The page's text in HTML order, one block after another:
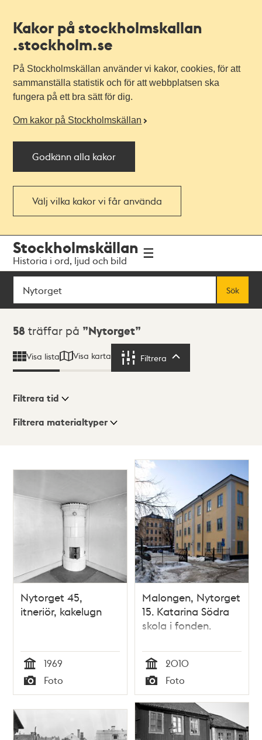
Kakor på stockholmskallan
.stockholm.se
På Stockholmskällan använder vi kakor, cookies, för att
sammanställa statistik och för att webbplatsen ska
fungera på ett bra sätt för dig.
Om kakor på Stockholmskällan
Godkänn alla kakor
Välj vilka kakor vi får använda
navigationen
huvudinnehållet
Stockholmskällan
Historia i ord, ljud och bild
Sök
Sök
Sökresultat
58 träffar på Nytorget
Visa lista Visa karta Filtrera
Visningsläge
Lista
Karta
Filtrera tid
Filtrera materialtyper
Nytorget 45,
itneriör, kakelugn
Tid
1969
Typ
Foto
Malongen, Nytorget
15. Katarina Södra
skola i fonden.
Tid
2010
Typ
Foto